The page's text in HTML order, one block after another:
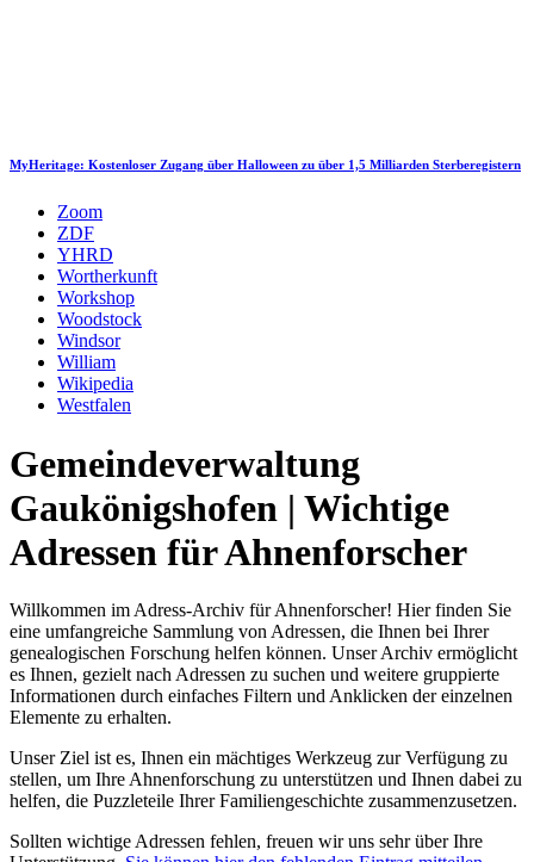
MyHeritage: Kostenloser Zugang über Halloween zu über 1,5 Milliarden Sterberegistern
Zoom
ZDF
YHRD
Wortherkunft
Workshop
Woodstock
Windsor
William
Wikipedia
Westfalen
Gemeindeverwaltung
Gaukönigshofen | Wichtige
Adressen für Ahnenforscher
Willkommen im Adress-Archiv für Ahnenforscher! Hier finden Sie
eine umfangreiche Sammlung von Adressen, die Ihnen bei Ihrer
genealogischen Forschung helfen können. Unser Archiv ermöglicht
es Ihnen, gezielt nach Adressen zu suchen und weitere gruppierte
Informationen durch einfaches Filtern und Anklicken der einzelnen
Elemente zu erhalten.
Unser Ziel ist es, Ihnen ein mächtiges Werkzeug zur Verfügung zu
stellen, um Ihre Ahnenforschung zu unterstützen und Ihnen dabei zu
helfen, die Puzzleteile Ihrer Familiengeschichte zusammenzusetzen.
Sollten wichtige Adressen fehlen, freuen wir uns sehr über Ihre